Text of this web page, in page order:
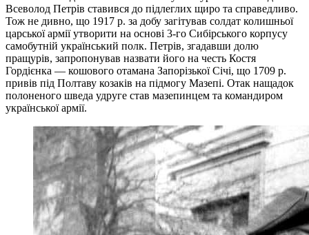
Всеволод Петрів ставився до підлеглих щиро та справедливо.
Тож не дивно, що 1917 р. за добу загітував солдат колишньої
царської армії утворити на основі 3-го Сибірського корпусу
самобутній український полк. Петрів, згадавши долю
пращурів, запропонував назвати його на честь Костя
Гордієнка — кошового отамана Запорізької Січі, що 1709 р.
привів під Полтаву козаків на підмогу Мазепі. Отак нащадок
полоненого шведа удруге став мазепинцем та командиром
української армії.